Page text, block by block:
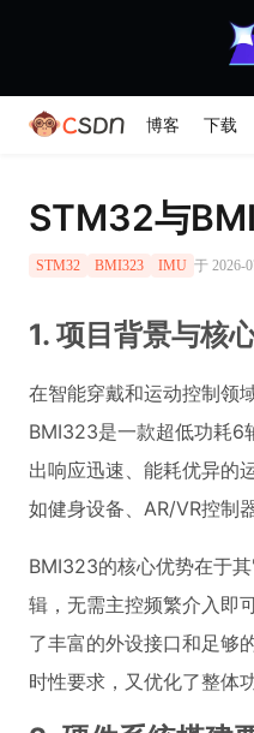
博客 下载
STM32与
STM32 BMI323 IMU 于 2026-
1. 项目背景与核
在智能穿戴和运动控制领
BMI323是一款超低功耗6
出响应迅速、能耗优异的
如健身设备、AR/VR控制
BMI323的核心优势在于
辑，无需主控频繁介入即
了丰富的外设接口和足够
时性要求，又优化了整体